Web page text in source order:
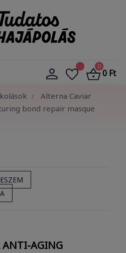
0
0 Ft
Alterna Caviar
bond repair masque
ANTI-AGING